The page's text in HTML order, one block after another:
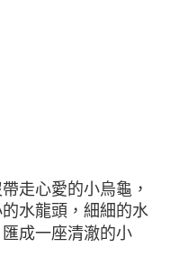
走心愛的小烏龜，
水龍頭，細細的水
成一座清澈的小